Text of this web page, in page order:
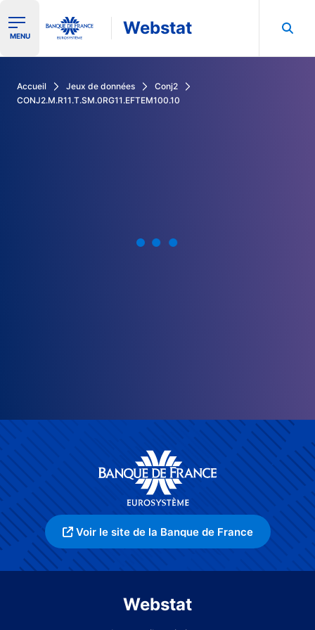
Ouvrir le menu de navigation
MENU Webstat
Accueil Jeux de données
Conj2
CONJ2.M.R11.T.SM.0RG11.EFTEM100.10
Voir le site de la Banque de France
Webstat